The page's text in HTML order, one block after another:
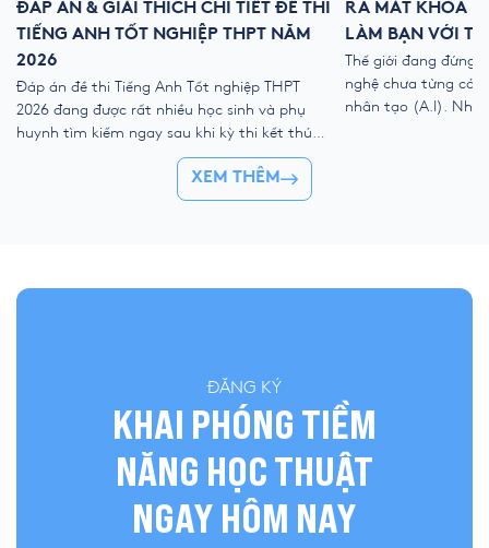
ĐÁP ÁN & GIẢI THÍCH CHI TIẾT ĐỀ THI
TIẾNG ANH TỐT NGHIỆP THPT NĂM
2026
Đáp án đề thi Tiếng Anh Tốt nghiệp THPT
2026 đang được rất nhiều học sinh và phụ
huynh tìm kiếm ngay sau khi kỳ thi kết thúc.
Để giúp thí sinh nhanh chóng đối chiếu kết
quả và đánh giá bài làm của mình, YOLA cập
nhật đề thi chính thức, đáp án tham […]
RA MẮT KHÓA
LÀM BẠN VỚI
Thế giới đang đứng
nghệ chưa từng có
nhân tạo (A.I).
XEM THÊM
ĐĂNG KÝ
KHAI PHÓNG TIỀM
NĂNG HỌC THUẬT
NGAY HÔM NAY